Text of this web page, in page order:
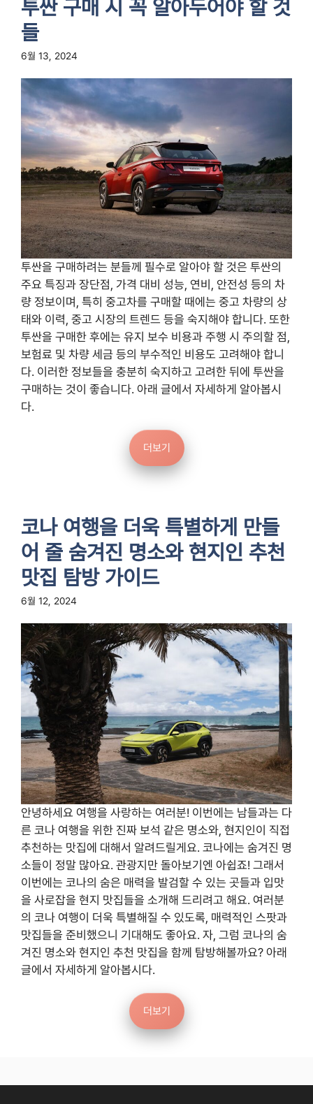
투싼 구매 시 꼭 알아두어야 할 것
들
6월 13, 2024
투싼을 구매하려는 분들께 필수로 알아야 할 것은 투싼의
주요 특징과 장단점, 가격 대비 성능, 연비, 안전성 등의 차
량 정보이며, 특히 중고차를 구매할 때에는 중고 차량의 상
태와 이력, 중고 시장의 트렌드 등을 숙지해야 합니다. 또한
투싼을 구매한 후에는 유지 보수 비용과 주행 시 주의할 점,
보험료 및 차량 세금 등의 부수적인 비용도 고려해야 합니
다. 이러한 정보들을 충분히 숙지하고 고려한 뒤에 투싼을
구매하는 것이 좋습니다. 아래 글에서 자세하게 알아봅시
다.
더보기
코나 여행을 더욱 특별하게 만들
어 줄 숨겨진 명소와 현지인 추천
맛집 탐방 가이드
6월 12, 2024
안녕하세요 여행을 사랑하는 여러분! 이번에는 남들과는 다
른 코나 여행을 위한 진짜 보석 같은 명소와, 현지인이 직접
추천하는 맛집에 대해서 알려드릴게요. 코나에는 숨겨진 명
소들이 정말 많아요. 관광지만 돌아보기엔 아쉽죠! 그래서
이번에는 코나의 숨은 매력을 발검할 수 있는 곳들과 입맛
을 사로잡을 현지 맛집들을 소개해 드리려고 해요. 여러분
의 코나 여행이 더욱 특별해질 수 있도록, 매력적인 스팟과
맛집들을 준비했으니 기대해도 좋아요. 자, 그럼 코나의 숨
겨진 명소와 현지인 추천 맛집을 함께 탐방해볼까요? 아래
글에서 자세하게 알아봅시다.
더보기